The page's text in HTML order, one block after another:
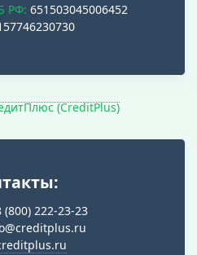
РФ: 651503045006452
(800) 222-23-23